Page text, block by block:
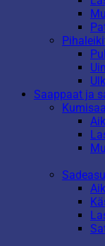
Saappaat ja